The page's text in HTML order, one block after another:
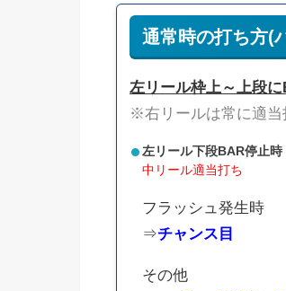
通常時の打ち方(
左リール枠上～上段
※右リールは常に適当
左リール下段BAR停止時
中リール適当打ち
フラッシュ発生時
⇒チャンス目
その他